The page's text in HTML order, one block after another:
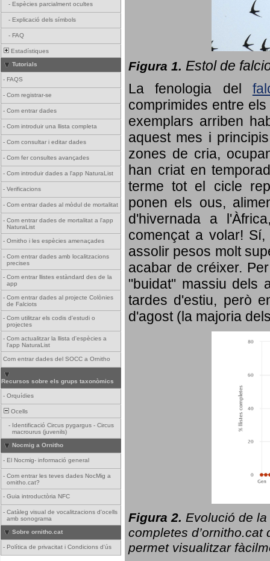
- Espècies parcialment ocultes
- Explicació dels símbols
- FAQ
Estadístiques
Tutorials
- FAQS
- Com registrar-se
- Com entrar dades
- Com introduir una llista completa
- Com consultar i editar dades
- Com fer consultes avançades
- Com introduir dades a l'app NaturaList
- Verificacions
- Com entrar dades al mòdul de mortalitat
- Com entrar dades de mortalitat a l'app
NaturaList
- Ornitho i les espècies amenaçades
- Com entrar dades amb localitzacions
precises
- Com entrar llistes estàndard des de la
app
- Com entrar dades al projecte Colònies
de Falciots
- Com utilitzar els codis d'estudi o
projectes
- Com actualitzar la llista d'espècies a
l'app NaturaList
Com entrar dades del SOCC a Ornitho
Recursos sobre els grups taxonòmics
- Orquídies
Ocells
- Identificació Circus pygargus - Circus
macrourus (juvenils)
Nocmig a Ornitho
- El Nocmig- informació general
- Com entrar les teves dades NocMig a
ornitho.cat?
- Guia introductòria NFC
- Catàleg visual de vocalitzacions d'ocells
amb sonograma
Sobre ornitho.cat
- Política de privacitat i Condicions d'ús
Figura 1. Estol de
La fenologia del
comprimides entre
exemplars arriben
aquest mes i
zones de cria,
han criat en
terme tot el cicle
ponen els ous,
d'hivernada a
començat a volar!
assolir pesos molt
acabar de créixer.
"buidat" massiu dels
tardes d'estiu, però
d'agost (la majoria
Figura 2. Evolució de la
completes d’ornitho.cat
permet visualitzar